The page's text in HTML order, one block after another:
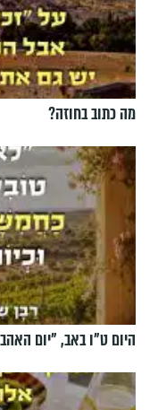
מה כתוב בחוזה?
היום ט"ו באב, ”יום